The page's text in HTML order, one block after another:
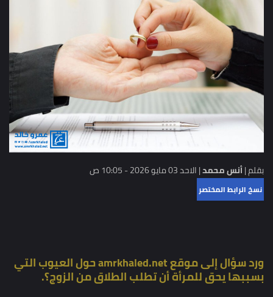
بقلم |أنس محمد|الاحد 03 مايو 2026 - 10:05 ص
نسخ الرابط المختصر
ورد سؤال إلى موقع amrkhaled.net حول العيوب التي
بسببها يحق للمرأة أن تطلب الطلاق من الزوج؟.